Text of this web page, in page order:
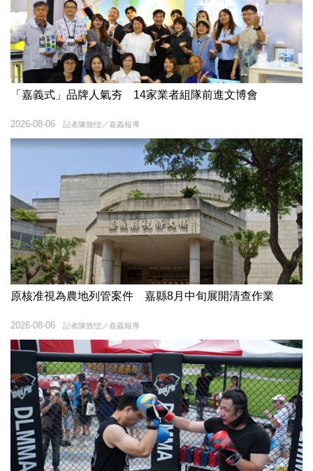
「嘉義式」品牌人氣夯 14家業者組隊前進文博會
記者陳致愷／嘉義報導
2026-08-06
原核准視為農地列管案件 嘉縣8月中旬展開清查作業
記者陳致愷／嘉義報導
2026-08-06